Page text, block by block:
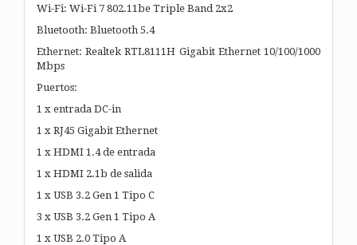
Wi-Fi: Wi-Fi 7 802.11be Triple Band 2x2
Bluetooth: Bluetooth 5.4
Ethernet: Realtek RTL8111H Gigabit Ethernet 10/100/1000
Mbps
Puertos:
1 x entrada DC-in
1 x RJ45 Gigabit Ethernet
1 x HDMI 1.4 de entrada
1 x HDMI 2.1b de salida
1 x USB 3.2 Gen 1 Tipo C
3 x USB 3.2 Gen 1 Tipo A
1 x USB 2.0 Tipo A